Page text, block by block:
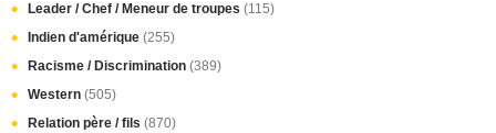
Leader / Chef / Meneur de troupes (115)
Indien d'amérique (255)
Racisme / Discrimination (389)
Western (505)
Relation père / fils (870)